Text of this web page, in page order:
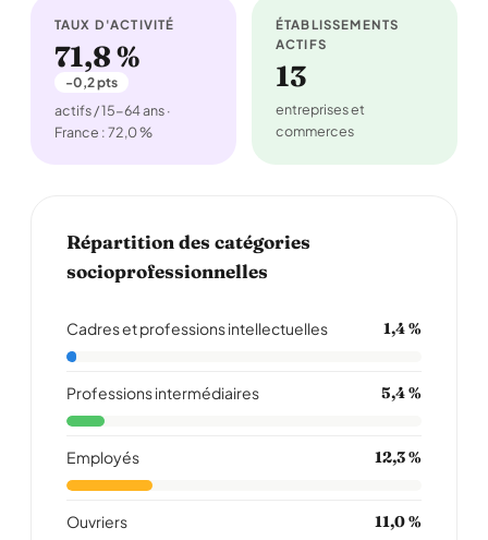
TAUX D'ACTIVITÉ
71,8 %
-0,2 pts
actifs / 15-64 ans ·
France : 72,0 %
ÉTABLISSEMENTS
ACTIFS
13
entreprises et
commerces
Répartition des catégories
socioprofessionnelles
Cadres et professions intellectuelles 1,4 %
Professions intermédiaires 5,4 %
Employés 12,3 %
Ouvriers 11,0 %